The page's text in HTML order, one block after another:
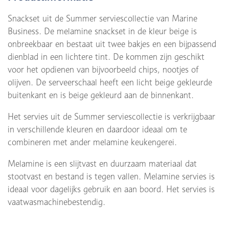
Snackset uit de Summer serviescollectie van Marine
Business. De melamine snackset in de kleur beige is
onbreekbaar en bestaat uit twee bakjes en een bijpassend
dienblad in een lichtere tint. De kommen zijn geschikt
voor het opdienen van bijvoorbeeld chips, nootjes of
olijven. De serveerschaal heeft een licht beige gekleurde
buitenkant en is beige gekleurd aan de binnenkant.
Het servies uit de Summer serviescollectie is verkrijgbaar
in verschillende kleuren en daardoor ideaal om te
combineren met ander melamine keukengerei.
Melamine is een slijtvast en duurzaam materiaal dat
stootvast en bestand is tegen vallen. Melamine servies is
ideaal voor dagelijks gebruik en aan boord. Het servies is
vaatwasmachinebestendig.